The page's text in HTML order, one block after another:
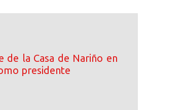
de la Casa de Nariño en
presidente